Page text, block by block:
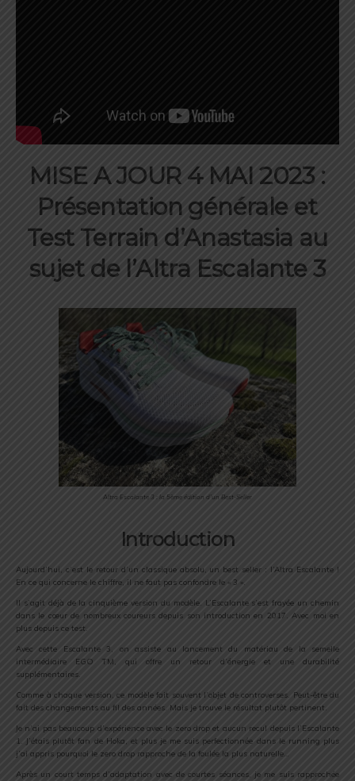
MISE A JOUR 4 MAI 2023 :
Présentation générale et
Test Terrain d’Anastasia au
sujet de l’Altra Escalante 3
Altra Escalante 3 : la 5ème édition d’un Best-Seller
Introduction
Aujourd’hui, c’est le retour d’un classique absolu, un best seller : l’Altra Escalante !
En ce qui concerne le chiffre, il ne faut pas confondre le « 3 ».
Il s’agit déjà de la cinquième version du modèle. L’Escalante s’est frayée un chemin
dans le cœur de nombreux coureurs depuis son introduction en 2017. Avec moi en
plus depuis ce test.
Avec cette Escalante 3, on assiste au lancement du matériau de la semelle
intermédiaire EGO TM, qui offre un retour d’énergie et une durabilité
supplémentaires.
Comme à chaque version, ce modèle fait souvent l’objet de controverses. Peut-être du
fait des changements au fil des années. Mais je trouve le résultat plutôt pertinent.
Je n’ai pas beaucoup d’expérience avec le zero drop et aucun recul depuis l’Escalante
1. J’étais plutôt fan de Hoka, et plus je me suis perfectionnée dans le running plus
j’ai appris pourquoi le zero drop rapproche de la foulée la plus naturelle…
Après un court temps d’adaptation avec de courtes séances, je me suis rapprochée